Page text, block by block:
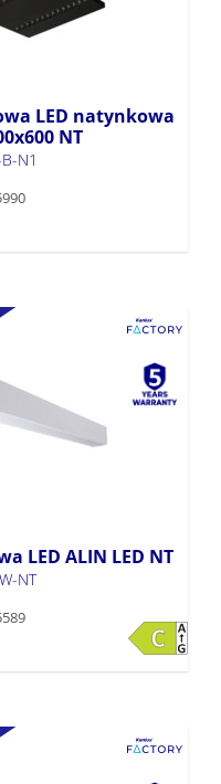
LED natynkowa
NT
N1
LED ALIN LED NT
NT